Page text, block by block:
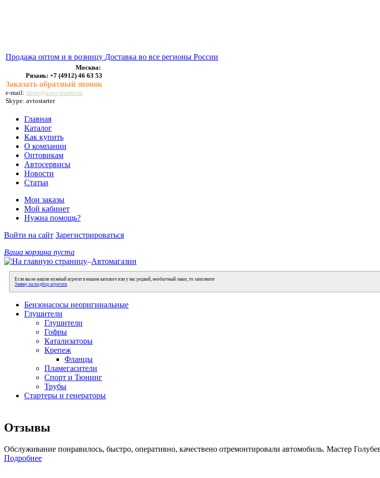
Продажа оптом и в розницу Доставка во все регионы России
Москва:
Рязань: +7 (4912) 46 63 53
Заказать обратный звонок
e-mail: shop@auto-starter.ru
Skype: avtostarter
Главная
Каталог
Как купить
О компании
Оптовикам
Автосервисы
Новости
Статьи
Мои заказы
Мой кабинет
Нужна помощь?
Войти на сайт Зарегистрироваться
Ваша корзина пуста
–Автомагазин
Если вы не нашли нужный агрегат в нашем каталоге или у вас редкий, необычный заказ, то заполните
Заявку на подбор агрегата
Бензонасосы неоригинальные
Глушители
Глушители
Гофры
Катализаторы
Крепеж
Фланцы
Пламегасители
Спорт и Тюнинг
Трубы
Стартеры и генераторы
Отзывы
Обслуживание понравилось, быстро, оперативно, качествено отремонтировали автомобиль. Мастер
Подробнее